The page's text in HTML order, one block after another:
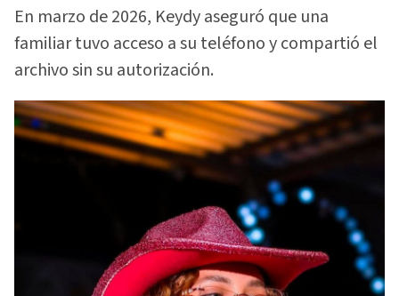
En marzo de 2026, Keydy aseguró que una
familiar tuvo acceso a su teléfono y compartió el
archivo sin su autorización.